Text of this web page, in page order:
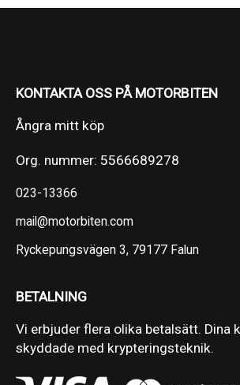
KONTAKTA OSS PÅ MOTORBITEN
Ångra mitt köp
Org. nummer: 5566689278
023-13366
mail@motorbiten.com
Ryckepungsvägen 3, 79177 Falun
BETALNING
Vi erbjuder flera olika betalsätt. Dina
skyddade med krypteringsteknik.